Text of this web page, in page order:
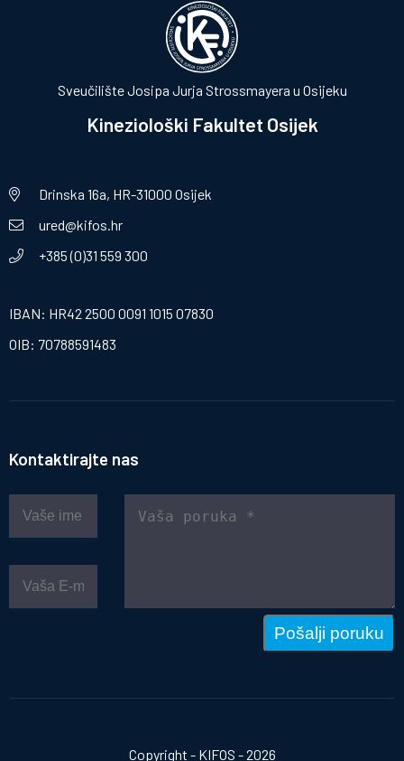
Sveučilište Josipa Jurja Strossmayera u Osijeku
Kineziološki Fakultet Osijek
Drinska 16a, HR-31000 Osijek
ured@kifos.hr
+385 (0)31 559 300
IBAN: HR42 2500 0091 1015 07830
OIB: 70788591483
Kontaktirajte nas
Pošalji poruku
Copyright - KIFOS - 2026